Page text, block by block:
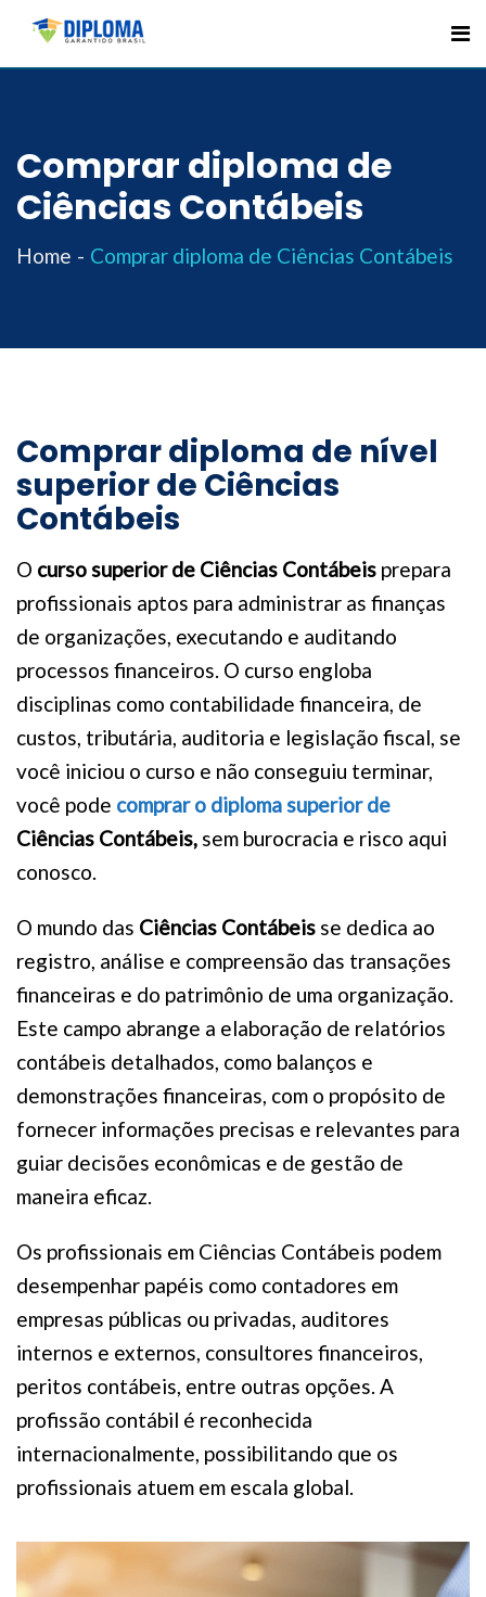
Skip
Comprar diploma de
Ciências Contábeis
Home Comprar diploma de Ciências Contábeis
Comprar diploma de nível
superior de Ciências
Contábeis
O curso superior de Ciências Contábeis prepara
profissionais aptos para administrar as finanças
de organizações, executando e auditando
processos financeiros. O curso engloba
disciplinas como contabilidade financeira, de
custos, tributária, auditoria e legislação fiscal, se
você iniciou o curso e não conseguiu terminar,
você pode comprar o diploma superior de
Ciências Contábeis, sem burocracia e risco aqui
conosco.
O mundo das Ciências Contábeis se dedica ao
registro, análise e compreensão das transações
financeiras e do patrimônio de uma organização.
Este campo abrange a elaboração de relatórios
contábeis detalhados, como balanços e
demonstrações financeiras, com o propósito de
fornecer informações precisas e relevantes para
guiar decisões econômicas e de gestão de
maneira eficaz.
Os profissionais em Ciências Contábeis podem
desempenhar papéis como contadores em
empresas públicas ou privadas, auditores
internos e externos, consultores financeiros,
peritos contábeis, entre outras opções. A
profissão contábil é reconhecida
internacionalmente, possibilitando que os
profissionais atuem em escala global.